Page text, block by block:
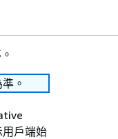
。
戶端始